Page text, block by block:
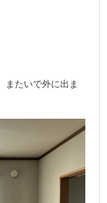
またいで外に出ま